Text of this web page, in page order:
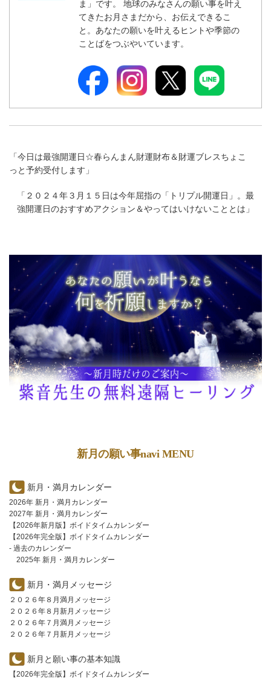
ま」です。 地球のみなさんの願い事を叶え
てきたお月さまだから、お伝えできるこ
と。あなたの願いを叶えるヒントや季節の
ことばをつぶやいています。
「今日は最強開運日☆春らんまん財運財布＆財運ブレスちょこ
っと予約受付します 」
「 ２０２４年３月１５日は今年屈指の「トリプル開運日」。最
強開運日のおすすめアクション＆やってはいけないこととは 」
新月の願い事navi MENU
新月・満月カレンダー
2026年 新月・満月カレンダー
2027年 新月・満月カレンダー
【2026年新月版】ボイドタイムカレンダー
【2026年完全版】ボイドタイムカレンダー
- 過去のカレンダー
2025年 新月・満月カレンダー
新月・満月メッセージ
２０２６年８月満月メッセージ
２０２６年８月新月メッセージ
２０２６年７月満月メッセージ
２０２６年７月新月メッセージ
新月と願い事の基本知識
【2026年完全版】ボイドタイムカレンダー